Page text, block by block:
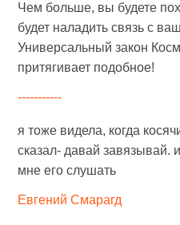
Чем больше, вы будете
будет наладить связь с
Универсальный закон
притягивает подобное!
-----------
я тоже видела, когда
сказал- давай завязывай.
мне его слушать
Евгений Смарагд